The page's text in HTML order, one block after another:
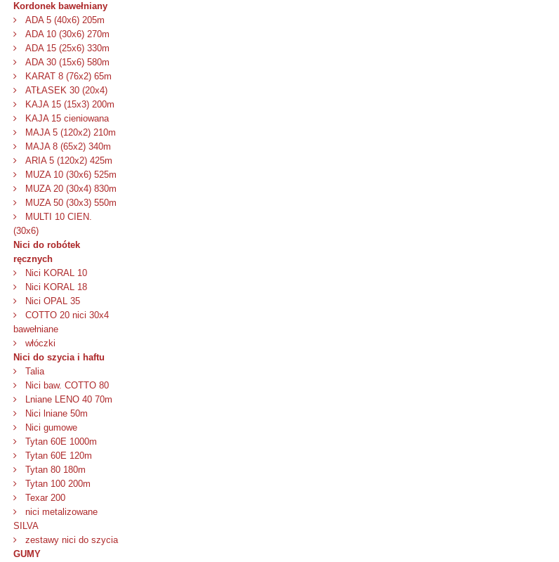
Kordonek bawełniany
ADA 5 (40x6) 205m
ADA 10 (30x6) 270m
ADA 15 (25x6) 330m
ADA 30 (15x6) 580m
KARAT 8 (76x2) 65m
ATŁASEK 30 (20x4)
KAJA 15 (15x3) 200m
KAJA 15 cieniowana
MAJA 5 (120x2) 210m
MAJA 8 (65x2) 340m
ARIA 5 (120x2) 425m
MUZA 10 (30x6) 525m
MUZA 20 (30x4) 830m
MUZA 50 (30x3) 550m
MULTI 10 CIEN.
(30x6)
Nici do robótek
ręcznych
Nici KORAL 10
Nici KORAL 18
Nici OPAL 35
COTTO 20 nici 30x4
bawełniane
włóczki
Nici do szycia i haftu
Talia
Nici baw. COTTO 80
Lniane LENO 40 70m
Nici lniane 50m
Nici gumowe
Tytan 60E 1000m
Tytan 60E 120m
Tytan 80 180m
Tytan 100 200m
Texar 200
nici metalizowane
SILVA
zestawy nici do szycia
GUMY